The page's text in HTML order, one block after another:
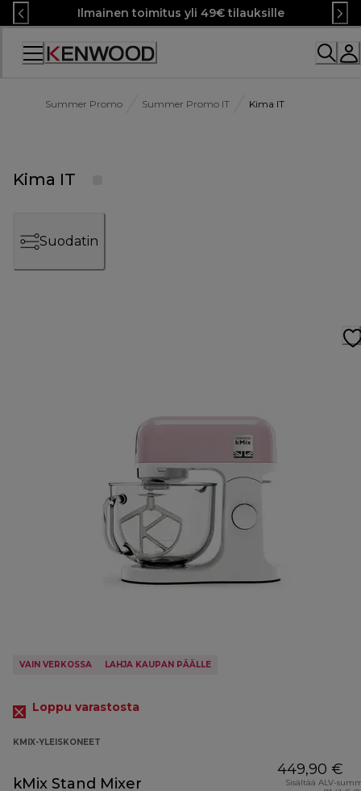
Skip
to
Content
Ilmainen toimitus yli 49€ tilauksille
Summer Promo Summer Promo IT Kima IT
Kima IT
Suodatin
VAIN VERKOSSA LAHJA KAUPAN PÄÄLLE
Loppu varastosta
KMIX-YLEISKONEET
kMix Stand Mixer
449,90 €
Sisältää ALV-